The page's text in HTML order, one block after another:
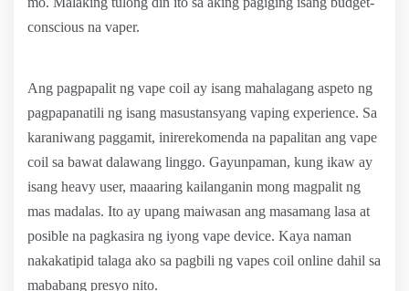
conscious na vaper.
Ang pagpapalit ng vape coil ay isang mahalagang aspeto ng
pagpapanatili ng isang masustansyang vaping experience. Sa
karaniwang paggamit, inirerekomenda na papalitan ang vape
coil sa bawat dalawang linggo. Gayunpaman, kung ikaw ay
isang heavy user, maaaring kailanganin mong magpalit ng
mas madalas. Ito ay upang maiwasan ang masamang lasa at
posible na pagkasira ng iyong vape device. Kaya naman
nakakatipid talaga ako sa pagbili ng vapes coil online dahil sa
mababang presyo nito.